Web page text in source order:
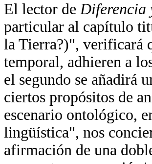
El lector deDiferencia
particular al capítulo
la Tierra?)", verificará
temporal, adhieren a
el segundo se añadirá
ciertos propósitos de
escenario ontológico,
lingüística", nos
afirmación de una